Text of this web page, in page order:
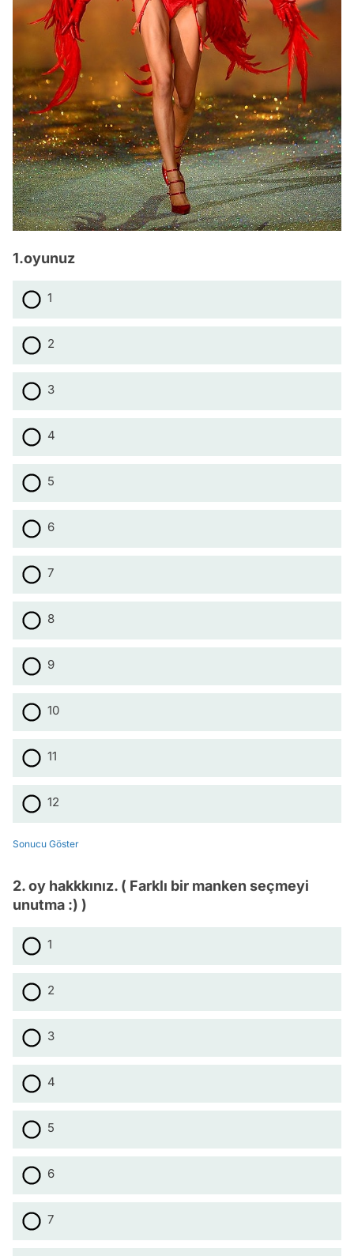
1.oyunuz
1
2
3
4
5
6
7
8
9
10
11
12
Sonucu Göster
2. oy hakkkınız. ( Farklı bir manken seçmeyi
unutma :) )
1
2
3
4
5
6
7